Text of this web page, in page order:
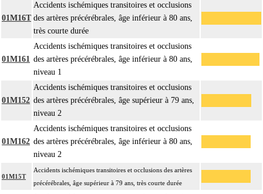
01M16T
Accidents ischémiques transitoires et occlusions
des artères précérébrales, âge inférieur à 80 ans,
très courte durée
01M161
Accidents ischémiques transitoires et occlusions
des artères précérébrales, âge inférieur à 80 ans,
niveau 1
01M152
Accidents ischémiques transitoires et occlusions
des artères précérébrales, âge supérieur à 79 ans,
niveau 2
01M162
Accidents ischémiques transitoires et occlusions
des artères précérébrales, âge inférieur à 80 ans,
niveau 2
01M15T
Accidents ischémiques transitoires et occlusions des artères
précérébrales, âge supérieur à 79 ans, très courte durée